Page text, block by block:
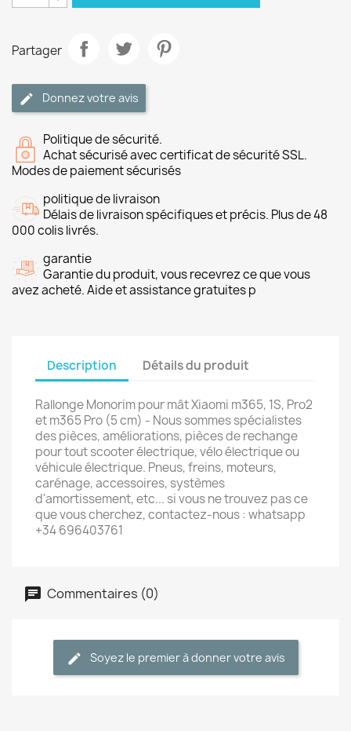
Partager
Donnez votre avis
Politique de sécurité.
Achat sécurisé avec certificat de sécurité SSL.
Modes de paiement sécurisés
politique de livraison
Délais de livraison spécifiques et précis. Plus de 48
000 colis livrés.
garantie
Garantie du produit, vous recevrez ce que vous
avez acheté. Aide et assistance gratuites p
Description Détails du produit
Rallonge Monorim pour mât Xiaomi m365, 1S, Pro2
et m365 Pro (5 cm) - Nous sommes spécialistes
des pièces, améliorations, pièces de rechange
pour tout scooter électrique, vélo électrique ou
véhicule électrique. Pneus, freins, moteurs,
carénage, accessoires, systèmes
d'amortissement, etc... si vous ne trouvez pas ce
que vous cherchez, contactez-nous : whatsapp
+34 696403761
Commentaires (0)
Soyez le premier à donner votre avis